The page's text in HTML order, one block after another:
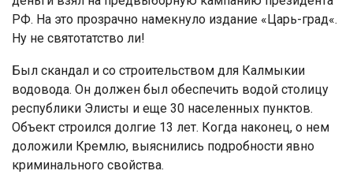
РФ. На это прозрачно намекнуло издание «Царь-град«.
Ну не святотатство ли!
Был скандал и со строительством для Калмыкии
водовода. Он должен был обеспечить водой столицу
республики Элисты и еще 30 населенных пунктов.
Объект строился долгие 13 лет. Когда наконец, о нем
доложили Кремлю, выяснились подробности явно
криминального свойства.